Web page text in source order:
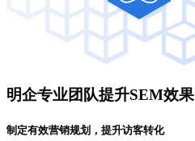
明企专业团队提升SEM效果
制定有效营销规划，提升访客转化